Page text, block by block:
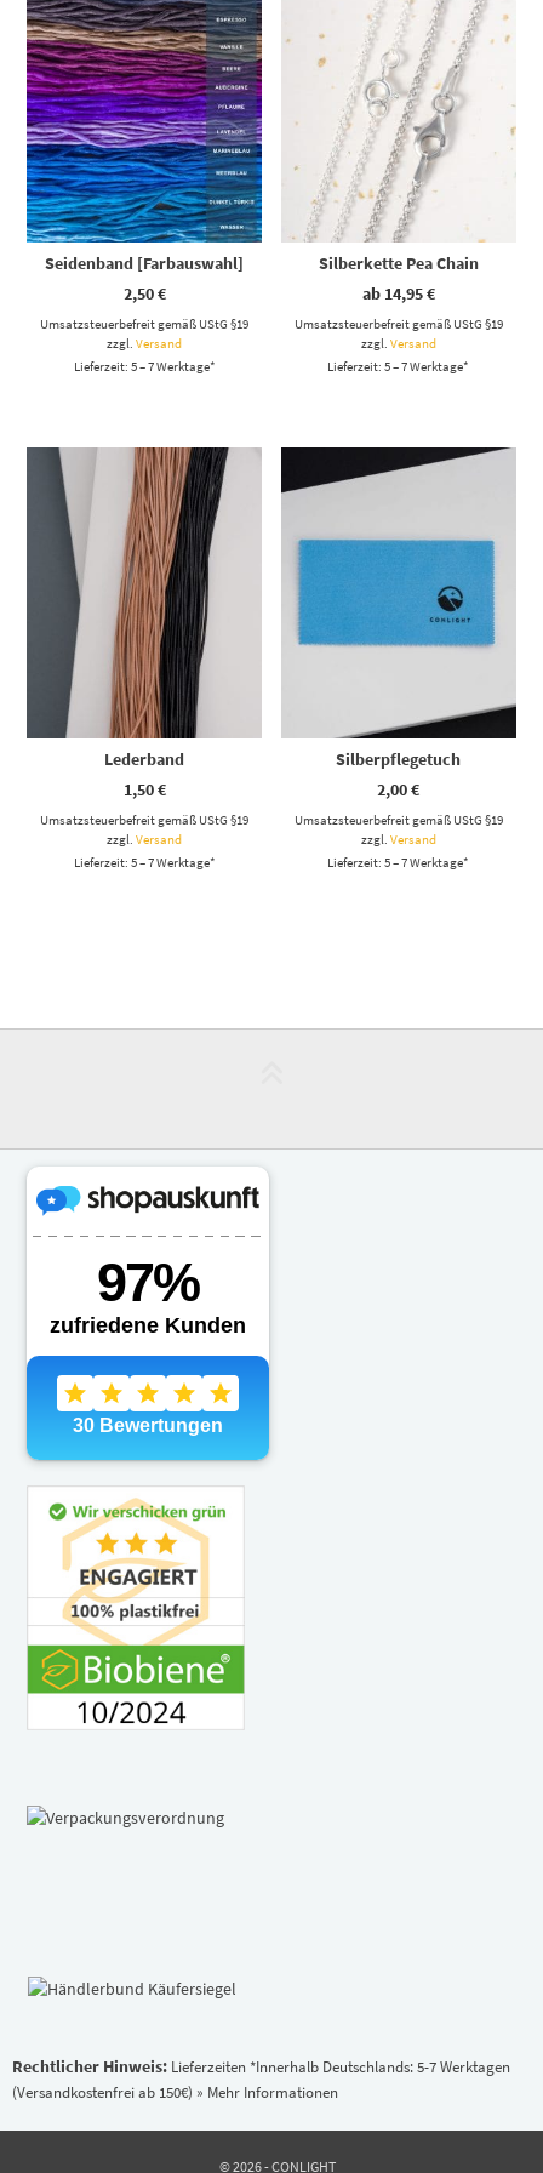
Seidenband [Farbauswahl]
2,50€
Umsatzsteuerbefreit gemäß UStG §19
zzgl.Versand
Lieferzeit: 5 – 7 Werktage*
Silberkette Pea Chain
ab 14,95€
Umsatzsteuerbefreit gemäß UStG §19
zzgl. Versand
Lieferzeit: 5 – 7 Werktage*
Dieses Produkt weist mehrere Varianten auf. Die Optionen können auf der Produktseite gewählt werden
Lederband
1,50€
Umsatzsteuerbefreit gemäß UStG §19
zzgl.Versand
Lieferzeit: 5 – 7 Werktage*
Silberpflegetuch
2,00€
Umsatzsteuerbefreit gemäß UStG §19
zzgl. Versand
Lieferzeit: 5 – 7 Werktage*
Rechtlicher Hinweis: Lieferzeiten *Innerhalb Deutschlands: 5-7 Werktagen
(Versandkostenfrei ab 150€) » Mehr Informationen
© 2026 - CONLIGHT